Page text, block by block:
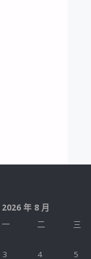
2026 年 8 月
一
二 三
3
4 5